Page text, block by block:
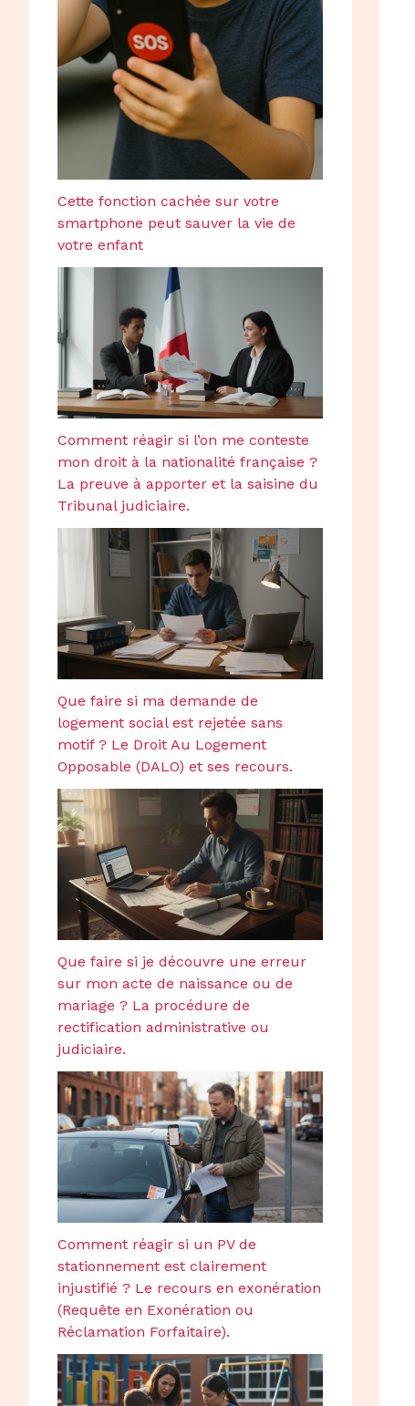
Cette fonction cachée sur votre
smartphone peut sauver la vie de
votre enfant
Comment réagir si l’on me conteste
mon droit à la nationalité française ?
La preuve à apporter et la saisine du
Tribunal judiciaire.
Que faire si ma demande de
logement social est rejetée sans
motif ? Le Droit Au Logement
Opposable (DALO) et ses recours.
Que faire si je découvre une erreur
sur mon acte de naissance ou de
mariage ? La procédure de
rectification administrative ou
judiciaire.
Comment réagir si un PV de
stationnement est clairement
injustifié ? Le recours en exonération
(Requête en Exonération ou
Réclamation Forfaitaire).